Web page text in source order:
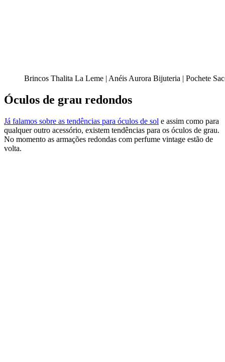
Brincos Thalita La Leme | Anéis Aurora Bijuteria | Pochete
Óculos de grau redondos
Já falamos sobre as tendências para óculos de sol e assim como para
qualquer outro acessório, existem tendências para os óculos de grau.
No momento as armações redondas com perfume vintage estão de
volta.